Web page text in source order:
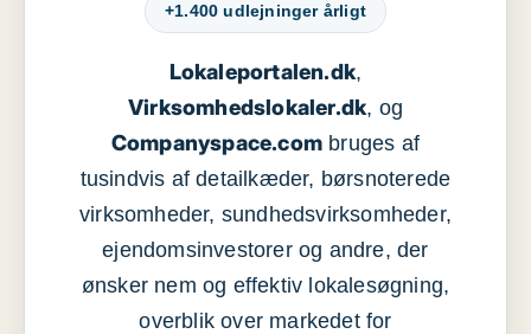
+1.400 udlejninger årligt
Lokaleportalen.dk,
Virksomhedslokaler.dk, og
Companyspace.com bruges af
tusindvis af detailkæder, børsnoterede
virksomheder, sundhedsvirksomheder,
ejendomsinvestorer og andre, der
ønsker nem og effektiv lokalesøgning,
overblik over markedet for